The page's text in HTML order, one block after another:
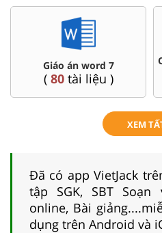
Giáo án word 7
( 80tài liệu )
XEM
Đã có app VietJack
tập SGK, SBT
online, Bài
dụng trên Android và